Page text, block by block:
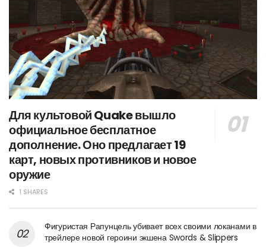
Для культовой Quake вышло
официальное бесплатное
дополнение. Оно предлагает 19
карт, новых противников и новое
оружие
1 SHARES
Фигуристая Рапунцель убивает всех своими локанами в
трейлере новой героини экшена Swords & Slippers